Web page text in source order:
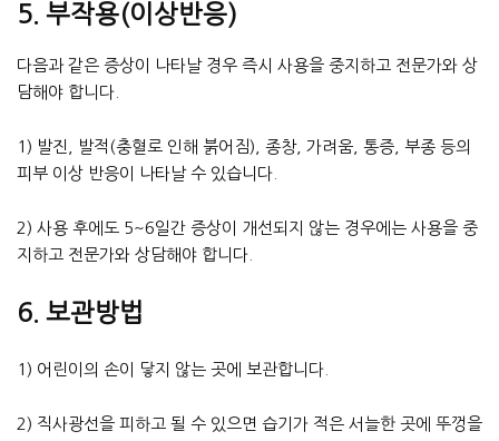
5. 부작용(이상반응)
다음과 같은 증상이 나타날 경우 즉시 사용을 중지하고 전문가와 상
담해야 합니다.
1) 발진, 발적(충혈로 인해 붉어짐), 종창, 가려움, 통증, 부종 등의
피부 이상 반응이 나타날 수 있습니다.
2) 사용 후에도 5~6일간 증상이 개선되지 않는 경우에는 사용을 중
지하고 전문가와 상담해야 합니다.
6. 보관방법
1) 어린이의 손이 닿지 않는 곳에 보관합니다.
2) 직사광선을 피하고 될 수 있으면 습기가 적은 서늘한 곳에 뚜껑을